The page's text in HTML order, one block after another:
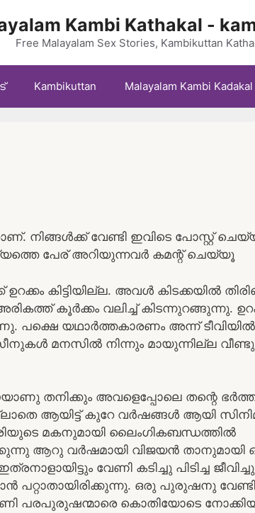
Kambi Kathakal -
Free Malayalam Sex Stories, Kambikuttan
Kambikuttan Malayalam Kambi Kadakal
നിങ്ങൾക്ക് വേണ്ടി ഇവിടെ പോസ്റ്റ്
പേര് അറിയുന്നവർ കമന്റ് ചെയ്യൂ
കിട്ടിയില്ല. അവൾ കിടക്കയിൽ
കൂർക്കം വലിച്ച് കിടന്നുറങ്ങുന്നു.
പക്ഷെ യഥാർത്തകാരണം അന്ന്
മനസിൽ നിന്നും മായുന്നില്ല
തനിക്കും അവളെപ്പോലെ തന്റെ
ആയിട്ട് കുറേ വർഷങ്ങൾ ആയി
മകനുമായി ലൈംഗികബന്ധത്തിൽ
ആറു വർഷമായി വിജയൻ താനുമായി
വേണി കടിച്ചു പിടിച്ച
പറ്റാതായിരിക്കുന്നു. ഒരു പുരുഷനു
പരപുരുഷന്മാരെ കൊതിയോടെ